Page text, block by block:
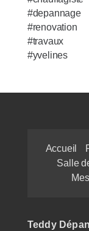
#depannage
#renovation
#travaux
#yvelines
Accueil
Salle
Teddy